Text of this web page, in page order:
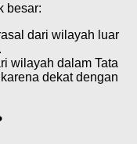
besar:
dari wilayah luar
wilayah dalam Tata
dekat dengan